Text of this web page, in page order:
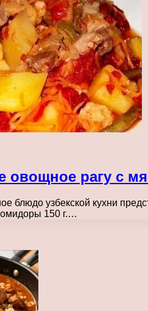
овощное рагу с
блюдо узбекской кухни
150 г.…